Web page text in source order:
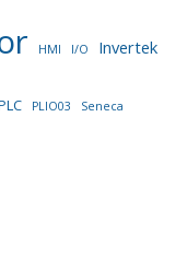
HMI I/O Invertek
PLIO03 Seneca